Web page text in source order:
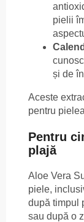
pielii
și de
Aceste
pentru
Pentru
plajă
Aloe Vera
piele,
după timpul
sau după o